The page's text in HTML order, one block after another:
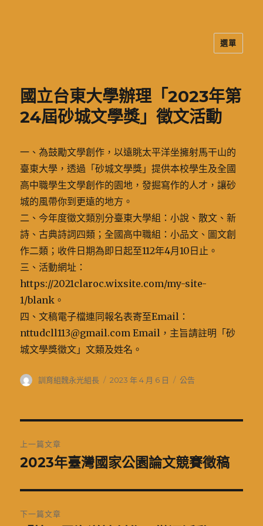
選單
國立台東大學辦理「2023年第
24屆砂城文學獎」徵文活動
一、為鼓勵文學創作，以遠眺太平洋坐擁射馬干山的
臺東大學，透過「砂城文學獎」提供本校學生及全國
高中職學生文學創作的園地，發掘寫作的人才，讓砂
城的風帶你到更遠的地方。
二、今年度徵文類別分臺東大學組：小說、散文、新
詩、古典詩詞四類；全國高中職組：小品文、圖文創
作二類；收件日期為即日起至112年4月10日止。
三、活動網址：
https://2021claroc.wixsite.com/my-site-
1/blank。
四、文稿電子檔連同報名表寄至Email：
nttudcll113@gmail.com Email，主旨請註明「砂
城文學獎徵文」文類及姓名。
作
訓育組魏永光組長
發
2023 年 4 月 6 日
分
公告
章
覽
上一篇文章
上
篇
文
2023年臺灣國家公園論文競賽徵稿
下一篇文章